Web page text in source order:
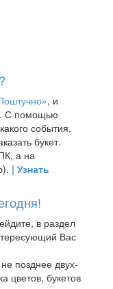
, и
С помощью
события,
букет.
а на
| Узнать
в раздел
Вас
позднее двух-
цветов, букетов